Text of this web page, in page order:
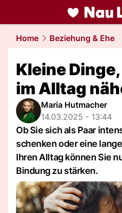
liebe.NAU.ch
Home Beziehung & Ehe
Kleine
im Alltag
Maria Hutmacher
14.03.2025 - 13:44
Ob Sie sich als Paar
schenken oder eine
Ihren Alltag können Sie
Bindung zu stärken.